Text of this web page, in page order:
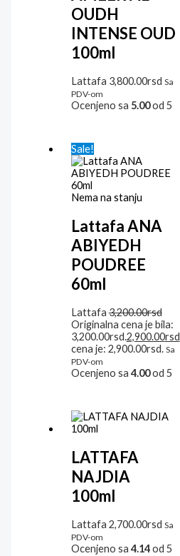
OUDH
INTENSE OUD
100ml
Lattafa 3,800.00rsd Sa
PDV-om
Ocenjeno sa 5.00od 5
Sale!
Nema na stanju
Lattafa ANA
ABIYEDH
POUDREE
60ml
Lattafa3,200.00rsd
Originalna cena je bila:
3,200.00rsd.2,900.00rsd
cena je: 2,900.00rsd. Sa
PDV-om
Ocenjeno sa 4.00od 5
LATTAFA
NAJDIA
100ml
Lattafa 2,700.00rsd Sa
PDV-om
Ocenjeno sa 4.14od 5